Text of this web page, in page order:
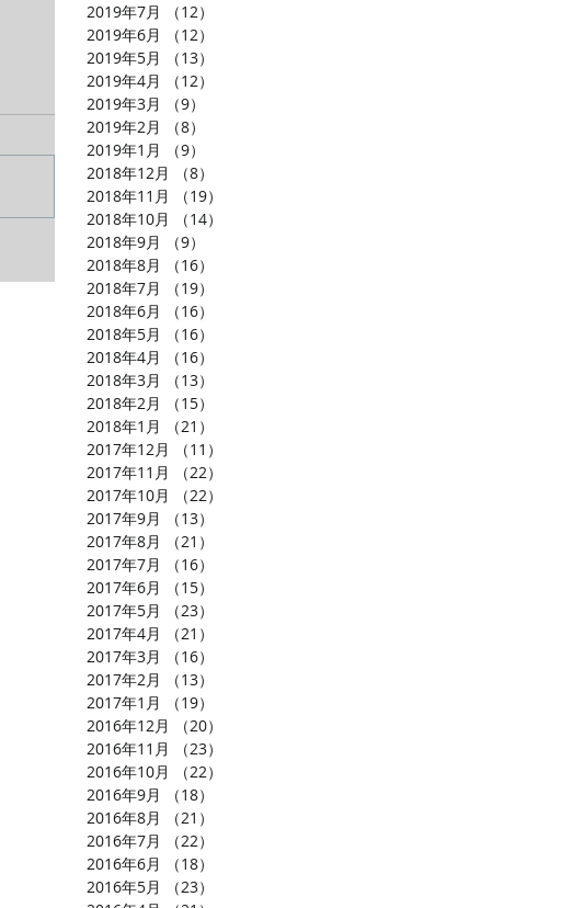
2019年7月
（12）
2019年6月
（12）
2019年5月
（13）
2019年4月
（12）
2019年3月
（9）
2019年2月
（8）
2019年1月
（9）
2018年12月
（8）
2018年11月
（19）
2018年10月
（14）
2018年9月
（9）
2018年8月
（16）
2018年7月
（19）
2018年6月
（16）
2018年5月
（16）
2018年4月
（16）
2018年3月
（13）
2018年2月
（15）
2018年1月
（21）
2017年12月
（11）
2017年11月
（22）
2017年10月
（22）
2017年9月
（13）
2017年8月
（21）
2017年7月
（16）
2017年6月
（15）
2017年5月
（23）
2017年4月
（21）
2017年3月
（16）
2017年2月
（13）
2017年1月
（19）
2016年12月
（20）
2016年11月
（23）
2016年10月
（22）
2016年9月
（18）
2016年8月
（21）
2016年7月
（22）
2016年6月
（18）
2016年5月
（23）